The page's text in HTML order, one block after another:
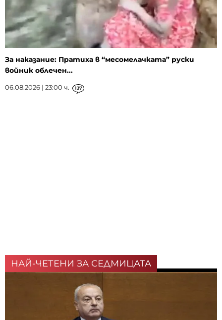
За наказание: Пратиха в “месомелачката” руски
войник облечен...
06.08.2026 | 23:00 ч. 137
НАЙ-ЧЕТЕНИ ЗА СЕДМИЦАТА